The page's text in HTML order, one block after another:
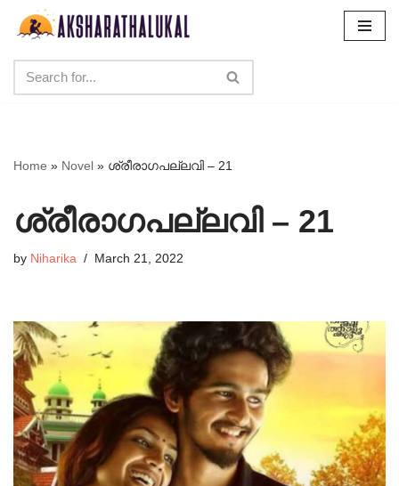
content
Home » Novel » ശ്രീരാഗപല്ലവി – 21
ശ്രീരാഗപല്ലവി – 21
by Niharika March 21, 2022